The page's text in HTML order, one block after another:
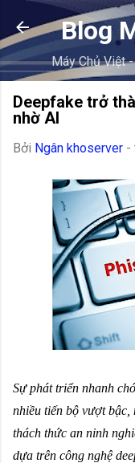
Blog
Máy Chủ Việt
Deepfake trở
nhờ AI
Bởi Ngân khoserver -
Sự phát triển nhanh
nhiều tiến bộ vượt
thách thức an ninh
dựa trên công nghệ